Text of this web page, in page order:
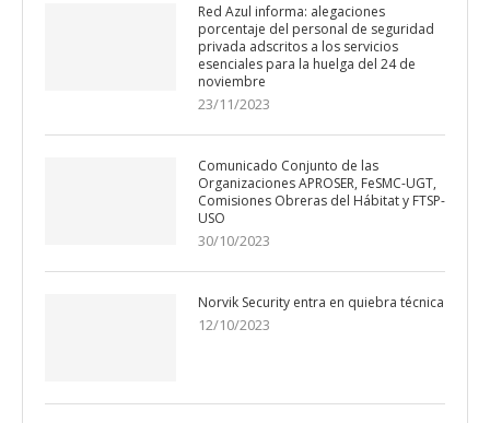
Red Azul informa: alegaciones
porcentaje del personal de seguridad
privada adscritos a los servicios
esenciales para la huelga del 24 de
noviembre
23/11/2023
Comunicado Conjunto de las
Organizaciones APROSER, FeSMC-UGT,
Comisiones Obreras del Hábitat y FTSP-
USO
30/10/2023
Norvik Security entra en quiebra técnica
12/10/2023